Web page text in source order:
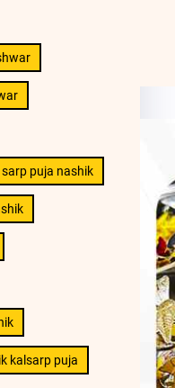
sarp puja nashik
kalsarp puja